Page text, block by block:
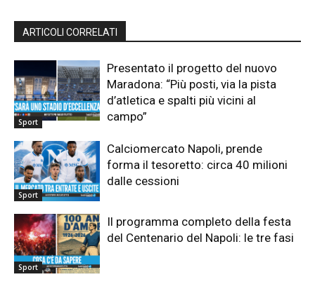
ARTICOLI CORRELATI
Sport
Presentato il progetto del nuovo
Maradona: “Più posti, via la pista
d’atletica e spalti più vicini al
campo”
Sport
Calciomercato Napoli, prende
forma il tesoretto: circa 40 milioni
dalle cessioni
Sport
Il programma completo della festa
del Centenario del Napoli: le tre fasi